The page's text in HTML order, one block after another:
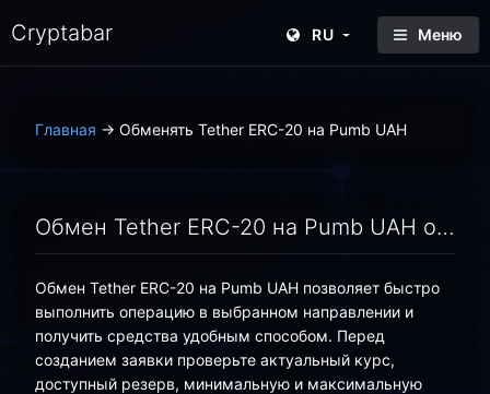
Cryptabar Меню
RU
Главная → Обменять Tether ERC-20 на Pumb UAH
Обмен Tether ERC-20 на Pumb UAH онлайн — выгодный курс | Cryptabar
Обмен Tether ERC-20 на Pumb UAH позволяет быстро
выполнить операцию в выбранном направлении и
получить средства удобным способом. Перед
созданием заявки проверьте актуальный курс,
доступный резерв, минимальную и максимальную